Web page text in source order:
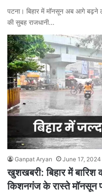
पटना। बिहार में मॉनसून अब आगे बढ़ने
की सुबह राजधानी…
Ganpat Aryan June 17, 2024
खुशखबरी: बिहार में
किशनगंज के रास्ते मॉनसून